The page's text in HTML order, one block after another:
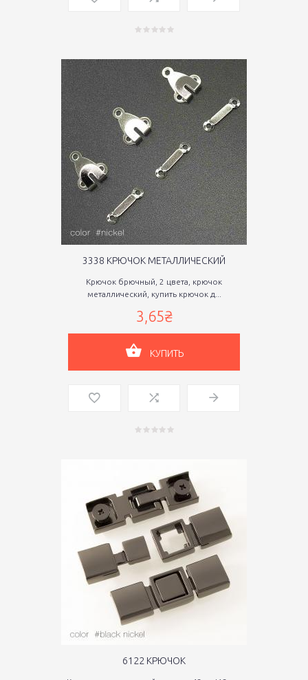
3338 КРЮЧОК МЕТАЛЛИЧЕСКИЙ
Крючок брючный, 2 цвета, крючок
металлический, купить крючок д...
3,65₴
КУПИТЬ
6122 КРЮЧОК